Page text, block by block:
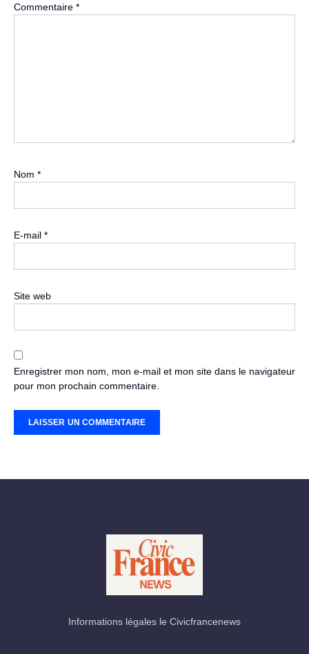
Commentaire *
Nom *
E-mail *
Site web
Enregistrer mon nom, mon e-mail et mon site dans le navigateur
pour mon prochain commentaire.
Informations légales le Civicfrancenews